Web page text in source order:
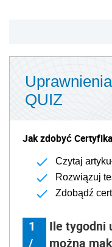
QUIZ
Jak zdobyć
Czytaj
Rozwiązuj
Zdobądź
1
/
Ile tygodni
można